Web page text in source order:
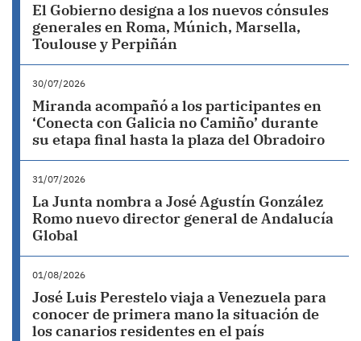
El Gobierno designa a los nuevos cónsules
generales en Roma, Múnich, Marsella,
Toulouse y Perpiñán
30/07/2026
Miranda acompañó a los participantes en
‘Conecta con Galicia no Camiño’ durante
su etapa final hasta la plaza del Obradoiro
31/07/2026
La Junta nombra a José Agustín González
Romo nuevo director general de Andalucía
Global
01/08/2026
José Luis Perestelo viaja a Venezuela para
conocer de primera mano la situación de
los canarios residentes en el país